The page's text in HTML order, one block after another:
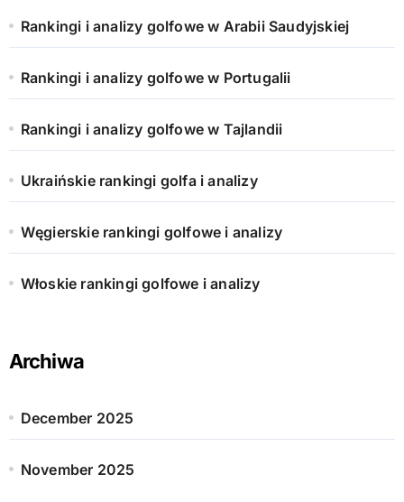
Rankingi i analizy golfowe w Arabii Saudyjskiej
Rankingi i analizy golfowe w Portugalii
Rankingi i analizy golfowe w Tajlandii
Ukraińskie rankingi golfa i analizy
Węgierskie rankingi golfowe i analizy
Włoskie rankingi golfowe i analizy
Archiwa
December 2025
November 2025